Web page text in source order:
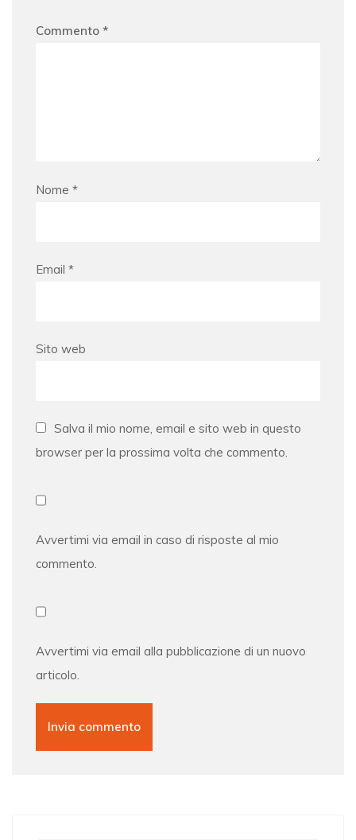
Commento *
Nome *
Email *
Sito web
Salva il mio nome, email e sito web in questo
browser per la prossima volta che commento.
Avvertimi via email in caso di risposte al mio
commento.
Avvertimi via email alla pubblicazione di un nuovo
articolo.